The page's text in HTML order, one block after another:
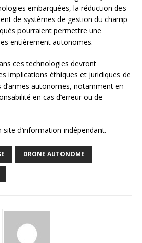
embarquées, la réduction des
de systèmes de gestion du champ
pourraient permettre une
entièrement autonomes.
ces technologies devront
implications éthiques et juridiques de
d’armes autonomes, notamment en
en cas d’erreur ou de
site d’information indépendant.
DRONE AUTONOME